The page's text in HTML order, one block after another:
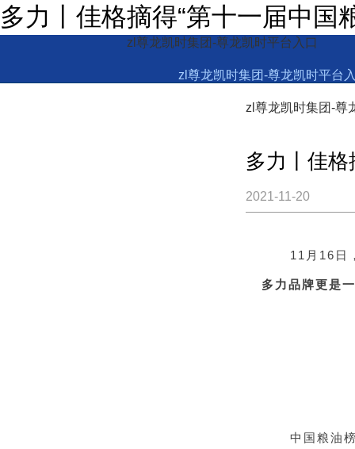
多力丨佳格摘得“第十一届中国
zl尊龙凯时集团-尊龙凯时平台入口
zl尊龙凯时集团-尊龙凯时平台
zl尊龙凯时集团-尊
多力丨佳格
2021-11-20
11月16日，
多力品牌更是
中国粮油